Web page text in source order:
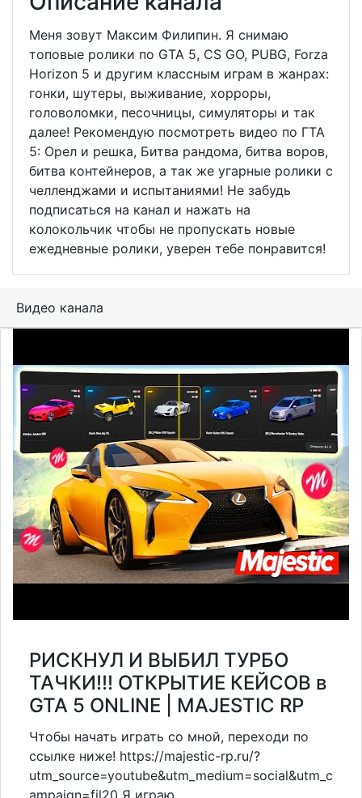
Меня зовут Максим Филипин. Я снимаю
топовые ролики по GTA 5, CS GO, PUBG, Forza
Horizon 5 и другим классным играм в жанрах:
гонки, шутеры, выживание, хорроры,
головоломки, песочницы, симуляторы и так
далее! Рекомендую посмотреть видео по ГТА
5: Орел и решка, Битва рандома, битва воров,
битва контейнеров, а так же угарные ролики с
челленджами и испытаниями! Не забудь
подписаться на канал и нажать на
колокольчик чтобы не пропускать новые
ежедневные ролики, уверен тебе понравится!
Видео канала
РИСКНУЛ И ВЫБИЛ ТУРБО
ТАЧКИ!!! ОТКРЫТИЕ КЕЙСОВ в
GTA 5 ONLINE | MAJESTIC RP
Чтобы начать играть со мной, переходи по
ссылке ниже! https://majestic-rp.ru/?
utm_source=youtube&utm_medium=social&utm_c
ampaign=fil20 Я играю...